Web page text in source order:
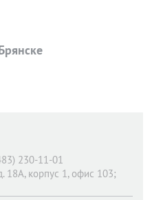
230-11-01
18А, корпус 1, офис 103;